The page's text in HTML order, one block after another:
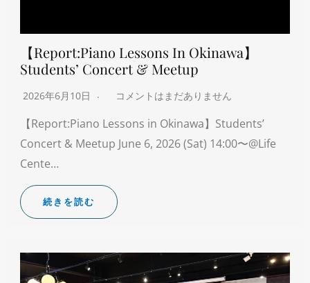
【Report:Piano Lessons In Okinawa】
Students’ Concert & Meetup
2026年6月10日 コメントはまだありません
【Report:Piano Lessons in Okinawa】Students’
Concert & Meetup June 6, 2026 (Sat) 14:00〜@Life
Cente…
続きを読む